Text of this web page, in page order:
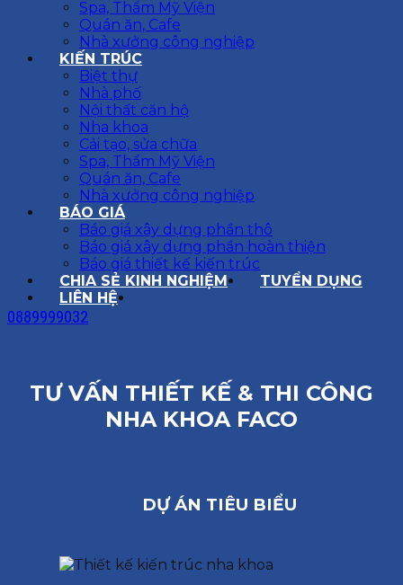
Spa, Thẩm Mỹ Viện
Quán ăn, Cafe
Nhà xưởng công nghiệp
KIẾN TRÚC
Biệt thự
Nhà phố
Nội thất căn hộ
Nha khoa
Cải tạo, sửa chữa
Spa, Thẩm Mỹ Viện
Quán ăn, Cafe
Nhà xưởng công nghiệp
BÁO GIÁ
Báo giá xây dựng phần thô
Báo giá xây dựng phần hoàn thiện
Báo giá thiết kế kiến trúc
CHIA SẺ KINH NGHIỆM
TUYỂN DỤNG
LIÊN HỆ
0889999032
TƯ VẤN THIẾT KẾ & THI CÔNG
NHA KHOA FACO
DỰ ÁN TIÊU BIỂU